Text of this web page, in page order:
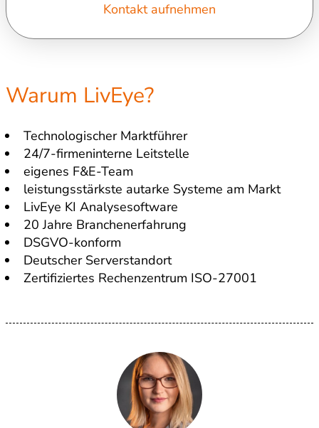
Kontakt aufnehmen
Warum LivEye?
Technologischer Marktführer
24/7-firmeninterne Leitstelle
eigenes F&E-Team
leistungsstärkste autarke Systeme am Markt
LivEye KI Analysesoftware
20 Jahre Branchenerfahrung
DSGVO-konform
Deutscher Serverstandort
Zertifiziertes Rechenzentrum ISO-27001